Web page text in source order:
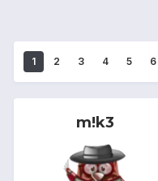
1 2 3 4 5 6
m!k3